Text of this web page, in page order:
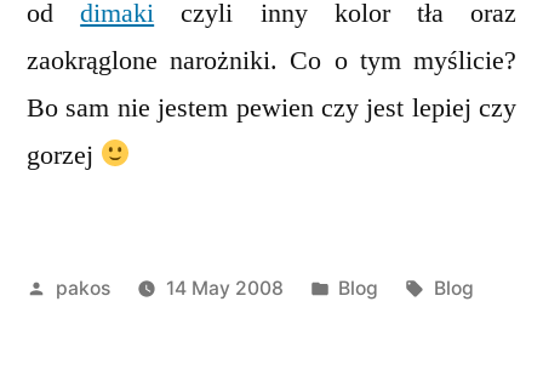
oddimaki czyli inny kolor tła oraz
zaokrąglone narożniki. Co o tym myślicie?
Bo sam nie jestem pewien czy jest lepiej czy
gorzej
Posted
pakos 14 May 2008
Posted
Blog Tags:
Blog